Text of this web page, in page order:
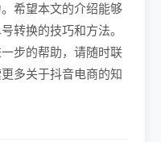
希望本文的介绍能够
转换的技巧和方法。
步的帮助，请随时联
多关于抖音电商的知